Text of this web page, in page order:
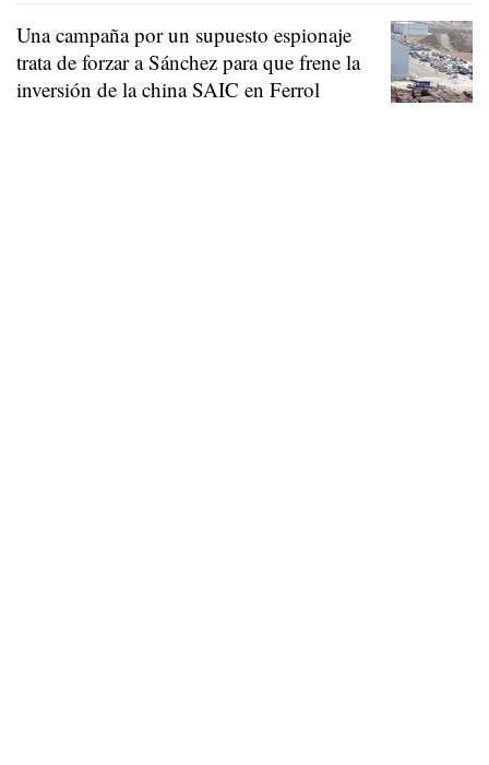
Una campaña por un supuesto espionaje
trata de forzar a Sánchez para que frene la
inversión de la china SAIC en Ferrol